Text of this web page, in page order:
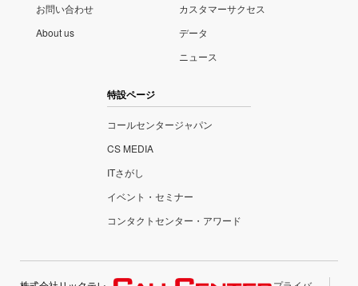
お問い合わせ
About us
カスタマーサクセス
データ
ニュース
特設ページ
コールセンタージャパン
CS MEDIA
ITさがし
イベント・セミナー
コンタクトセンター・アワード